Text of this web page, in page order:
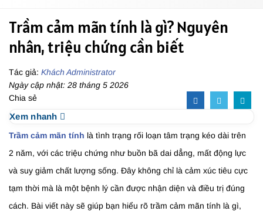
Trầm cảm mãn tính là gì? Nguyên
nhân, triệu chứng cần biết
Tác giả: Khách Administrator
Ngày cập nhật: 28 tháng 5 2026
Chia sẻ
Xem nhanh
Trầm cảm mãn tính là tình trạng rối loạn tâm trạng kéo dài trên
2 năm, với các triệu chứng như buồn bã dai dẳng, mất động lực
và suy giảm chất lượng sống. Đây không chỉ là cảm xúc tiêu cực
tạm thời mà là một bệnh lý cần được nhận diện và điều trị đúng
cách. Bài viết này sẽ giúp bạn hiểu rõ trầm cảm mãn tính là gì,